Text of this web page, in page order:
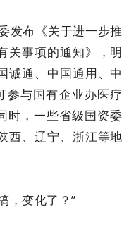
发布《关于进一步推
关事项的通知》，明
诚通、中国通用、中
参与国有企业办医疗
时，一些省级国资委
西、辽宁、浙江等地
，变化了？”